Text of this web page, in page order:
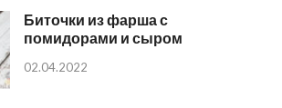
Биточки из фарша с
помидорами и сыром
02.04.2022